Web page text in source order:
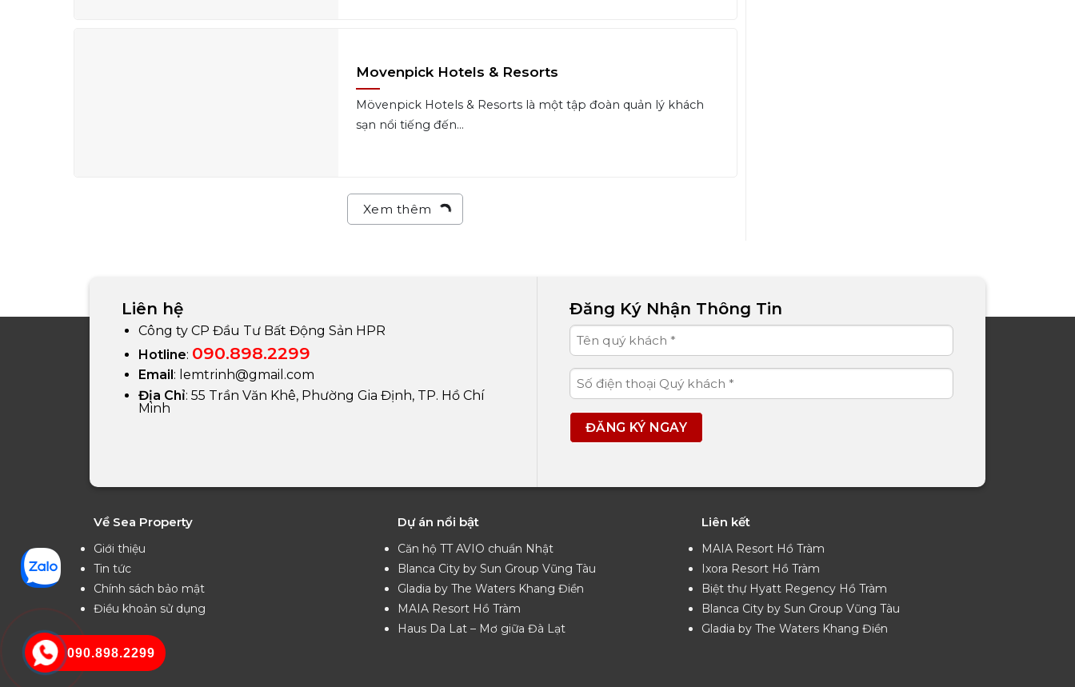
Movenpick Hotels & Resorts
Mövenpick Hotels & Resorts là một tập đoàn quản lý khách
sạn nổi tiếng đến...
Xem thêm
Liên hệ
Công ty CP Đầu Tư Bất Động Sản HPR
Hotline: 090.898.2299
Email : lemtrinh@gmail.com
Địa Chỉ: 55 Trần Văn Khê, Phường Gia Định, TP. Hồ Chí
Minh
Đăng Ký Nhận Thông Tin
Về Sea Property
Giới thiệu
Tin tức
Chính sách bảo mật
Điều khoản sử dụng
Dự án nổi bật
Căn hộ TT AVIO chuẩn Nhật
Blanca City by Sun Group Vũng Tàu
Gladia by The Waters Khang Điền
MAIA Resort Hồ Tràm
Haus Da Lat – Mơ giữa Đà Lạt
Liên kết
MAIA Resort Hồ Tràm
Ixora Resort Hồ Tràm
Biệt thự Hyatt Regency Hồ Tràm
Blanca City by Sun Group Vũng Tàu
Gladia by The Waters Khang Điền
090.898.2299